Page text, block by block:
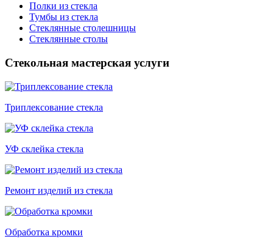
Полки из стекла
Тумбы из стекла
Стеклянные столешницы
Стеклянные столы
Стекольная мастерская услуги
Триплексование стекла
УФ склейка стекла
Ремонт изделий из стекла
Обработка кромки